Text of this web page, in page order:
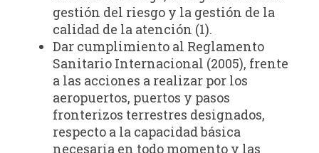
gestión del riesgo y la gestión de la
calidad de la atención (1).
Dar cumplimiento al Reglamento
Sanitario Internacional (2005), frente
a las acciones a realizar por los
aeropuertos, puertos y pasos
fronterizos terrestres designados,
respecto a la capacidad básica
necesaria en todo momento y las